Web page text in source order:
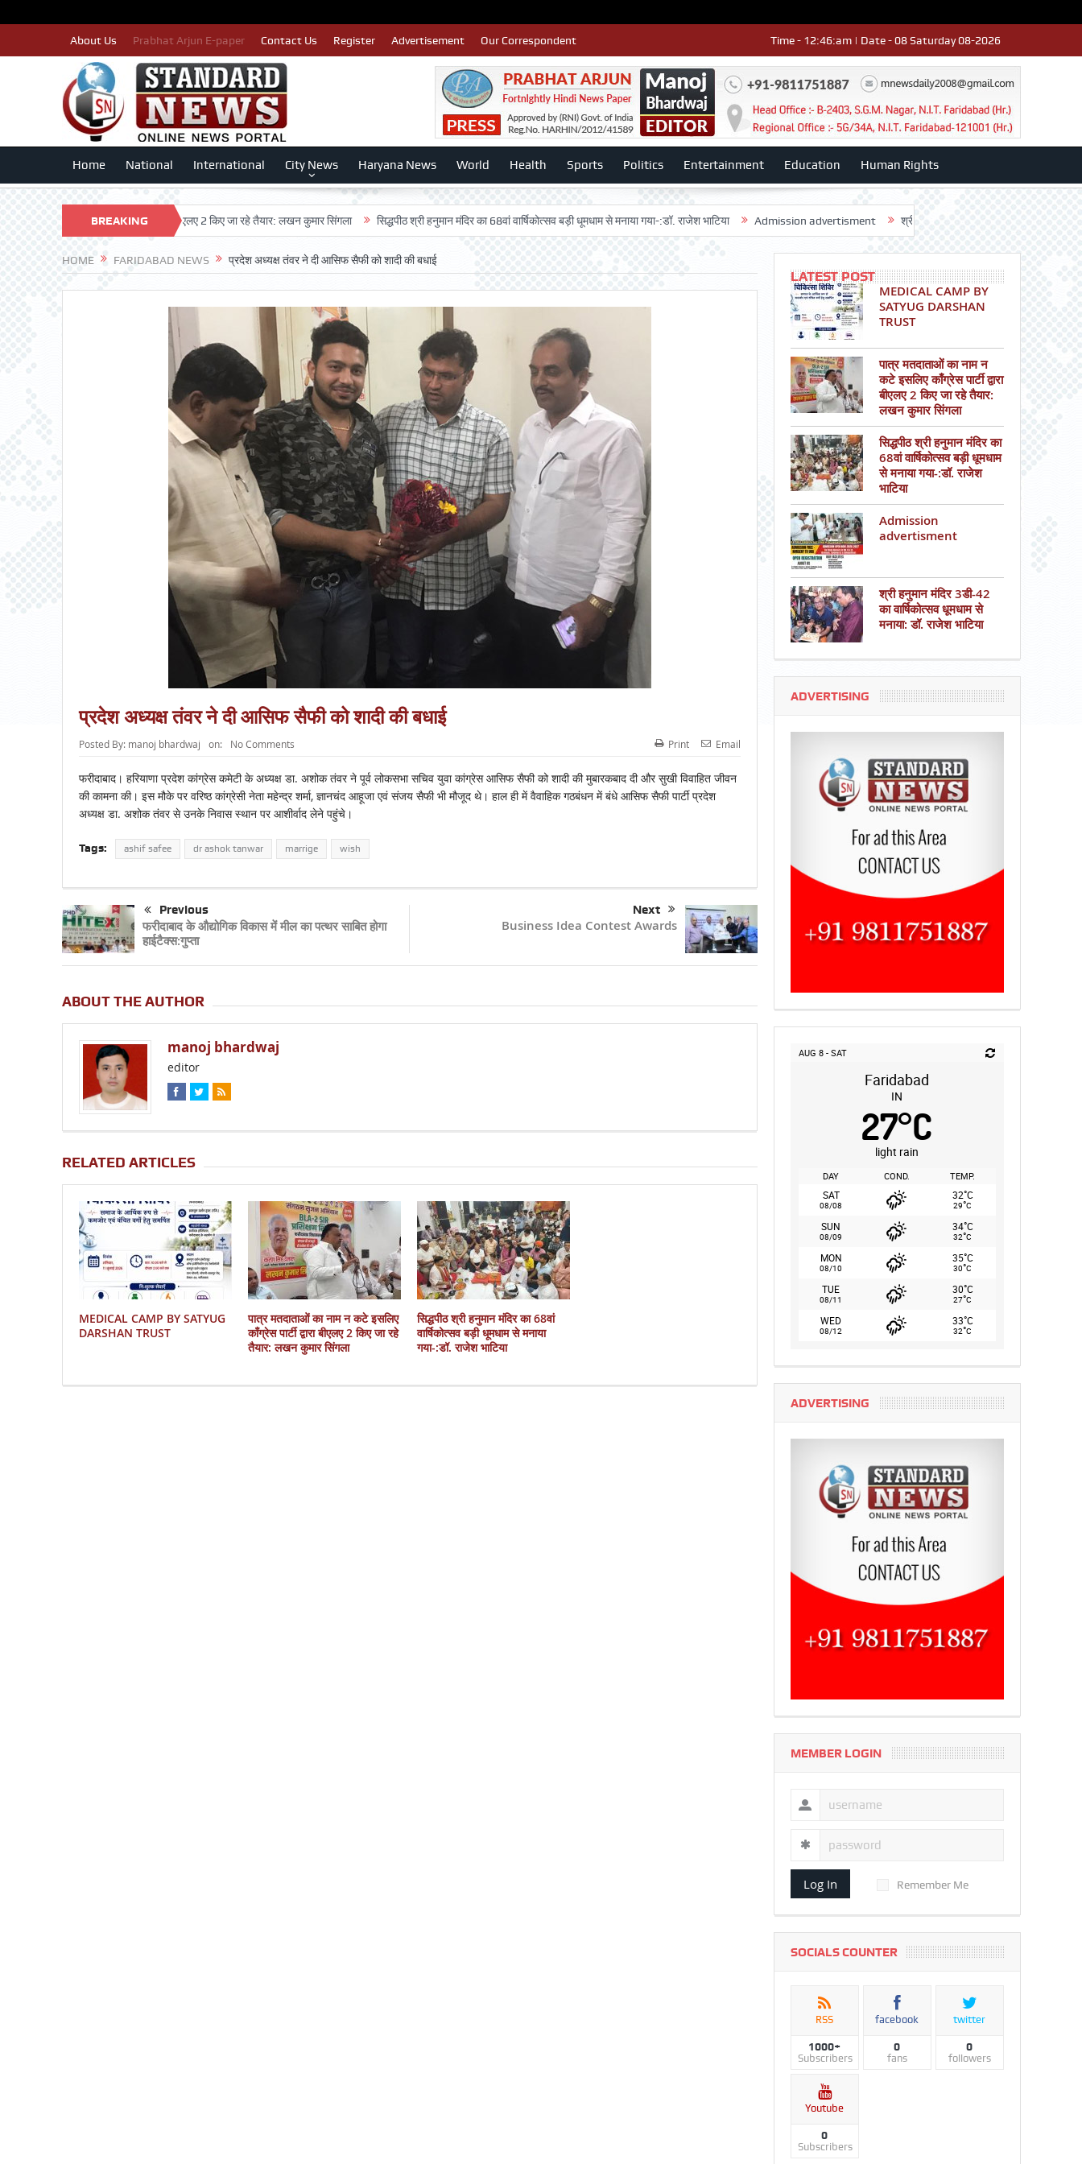
About Us Prabhat Arjun E-paper Contact Us Register Advertisement Our Correspondent Time - 12:46:am | Date - 08 Saturday 08-2026
Home National International City News Haryana News World Health Sports Politics Entertainment Education Human Rights
BREAKING
NEWS
कटे इसलिए काँग्रेस पार्टी द्वारा बीएलए 2 किए जा रहे तैयार: लखन कुमार सिंगला सिद्धपीठ श्री हनुमान मंदिर का 68वां वार्षिकोत्सव बड़ी धूमधाम से मनाया गया-:डॉ. राजेश भाटिया Admission advertisment श्री हनुमान मंदिर 3डी-42 का वार्षिकोत्सव धूमधाम से
HOME FARIDABAD NEWS प्रदेश अध्यक्ष तंवर ने दी आसिफ सैफी को शादी की बधाई
प्रदेश अध्यक्ष तंवर ने दी आसिफ सैफी को शादी की बधाई
Posted By: manoj bhardwaj on: No Comments Print Email
फरीदाबाद। हरियाणा प्रदेश कांग्रेस कमेटी के अध्यक्ष डा. अशोक तंवर ने पूर्व लोकसभा सचिव युवा कांग्रेस आसिफ सैफी को शादी की मुबारकबाद दी और सुखी विवाहित जीवन
की कामना की। इस मौके पर वरिष्ठ कांग्रेसी नेता महेन्द्र शर्मा, ज्ञानचंद आहूजा एवं संजय सैफी भी मौजूद थे। हाल ही में वैवाहिक गठबंधन में बंधे आसिफ सैफी पार्टी प्रदेश
अध्यक्ष डा. अशोक तंवर से उनके निवास स्थान पर आशीर्वाद लेने पहुंचे।
Tags: ashif safee dr ashok tanwar marrige wish
Previous
फरीदाबाद के औद्योगिक विकास में मील का पत्थर साबित होगा
हाईटैक्स:गुप्ता
Next
Business Idea Contest Awards
ABOUT THE AUTHOR
manoj bhardwaj
editor
RELATED ARTICLES
MEDICAL CAMP BY SATYUG
DARSHAN TRUST
पात्र मतदाताओं का नाम न कटे इसलिए
काँग्रेस पार्टी द्वारा बीएलए 2 किए जा रहे
तैयार: लखन कुमार सिंगला
सिद्धपीठ श्री हनुमान मंदिर का 68वां
वार्षिकोत्सव बड़ी धूमधाम से मनाया
गया-:डॉ. राजेश भाटिया
LATEST POST
MEDICAL CAMP BY
SATYUG DARSHAN
TRUST
पात्र मतदाताओं का नाम न
कटे इसलिए काँग्रेस पार्टी द्वारा
बीएलए 2 किए जा रहे तैयार:
लखन कुमार सिंगला
सिद्धपीठ श्री हनुमान मंदिर का
68वां वार्षिकोत्सव बड़ी धूमधाम
से मनाया गया-:डॉ. राजेश
भाटिया
Admission
advertisment
श्री हनुमान मंदिर 3डी-42
का वार्षिकोत्सव धूमधाम से
मनाया: डॉ. राजेश भाटिया
ADVERTISING
AUG 8 - SAT
Faridabad
IN
27°C
light rain
DAY COND. TEMP.
SAT
08/08
32°C
29°C
SUN
08/09
34°C
32°C
MON
08/10
35°C
30°C
TUE
08/11
30°C
27°C
WED
08/12
33°C
32°C
ADVERTISING
MEMBER LOGIN
Log In Remember Me
SOCIALS COUNTER
RSS
1000+
Subscribers
facebook
0
fans
twitter
0
followers
Youtube
0
Subscribers